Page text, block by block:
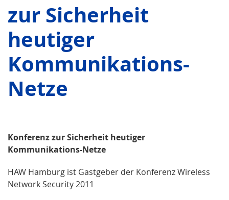
zur Sicherheit
heutiger
Kommunikations-
Netze
Konferenz zur Sicherheit heutiger
Kommunikations-Netze
HAW Hamburg ist Gastgeber der Konferenz Wireless
Network Security 2011